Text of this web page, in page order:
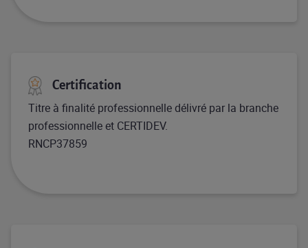
Certification
Titre à finalité professionnelle délivré par la branche
professionnelle et CERTIDEV.
RNCP37859